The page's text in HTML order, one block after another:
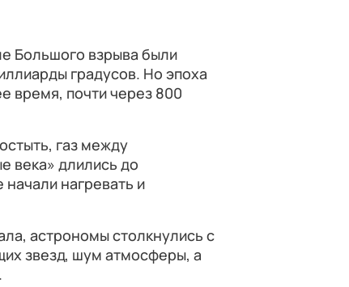
Большого взрыва были
градусов. Но эпоха
время, почти через 800
газ между
века» длились до
начали нагревать и
астрономы столкнулись с
звезд, шум атмосферы, а